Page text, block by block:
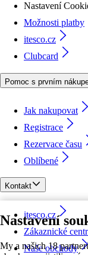
Nastavení
My a našich 18
Nastavení
Možnosti platby
itesco.cz
Clubcard
Pomoc s prvním
Jak nakupovat
Registrace
Rezervace času
Oblíbené
Kontakt
itesco.cz
Zákaznické
Naše obchody